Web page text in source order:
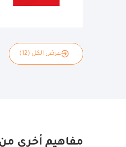
عرض الكل (12)
مفاهيم أخرى